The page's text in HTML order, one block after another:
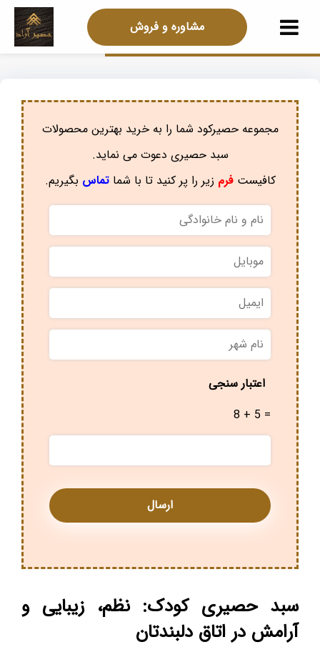
مشاوره و فروش
مجموعه حصیرکود شما را به خرید بهترین محصولات
سبد حصیری دعوت می نماید.
کافیستفرم زیر را پر کنید تا با شماتماس بگیریم.
نام
و
نام
خانوادگی
موبایل
ایمیل
نام
شهر *
اعتبار سنجی
8 + 5 =
سبد حصیری کودک: نظم، زیبایی و
آرامش در اتاق دلبندتان